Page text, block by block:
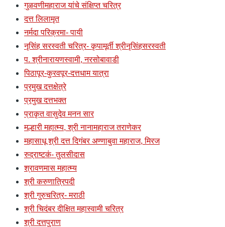
गुळवणीमहाराज यांचे संक्षिप्त चरित्र
दत्त लिलामृत
नर्मदा परिक्रमा- पायी
नृसिंह सरस्वती चरित्र- कृपामूर्ती श्रीनृसिंहसरस्वती
प. श्रीनारायणस्वामी, नरसोबावाडी
पिठापूर-कुरवपूर-दत्तधाम यात्रा
प्रमुख दत्तक्षेत्रे
प्रमुख दत्तभक्त
प्राकृत वासुदेव मनन सार
मल्हारी महात्म्य, श्री नानामहाराज तराणेकर
महासाधू श्री दत्त दिगंबर अण्णाबुवा महाराज, मिरज
रुद्राष्टकं- तुलसीदास
श्रावणमास महात्म्य
श्री करुणात्रिपदी
श्री गुरुचरित्र- मराठी
श्री चिदंबर दीक्षित महास्वामी चरित्र
श्री दत्तपुराण